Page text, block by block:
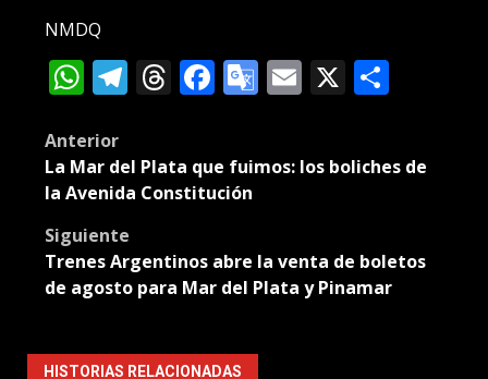
NMDQ
WhatsApp
Telegram
Threads
Facebook
Google
Email
X
Post
navigation
Anterior
La Mar del Plata que fuimos: los boliches de
la Avenida Constitución
Siguiente
Trenes Argentinos abre la venta de boletos
de agosto para Mar del Plata y Pinamar
HISTORIAS RELACIONADAS